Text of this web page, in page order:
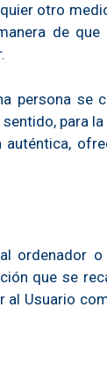
otro
de
persona se
para
ordenador
que se
al Usuario